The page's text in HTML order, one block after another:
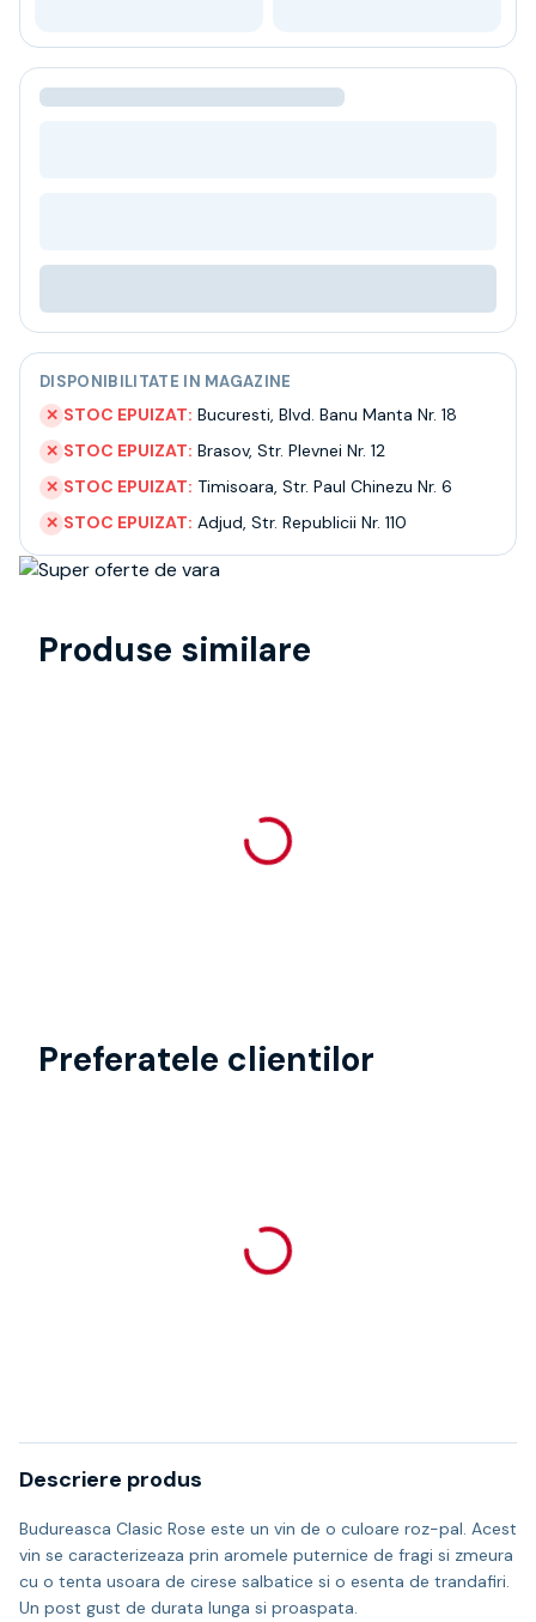
Ceai
Bacanie
BLACK FRIDAY
Contact
Livrare
Termeni si conditii
Politica de confidentialitate
Intrebari frecvente
DISPONIBILITATE IN MAGAZINE
✕ STOC EPUIZAT: Bucuresti, Blvd. Banu Manta Nr. 18
✕ STOC EPUIZAT: Brasov, Str. Plevnei Nr. 12
✕ STOC EPUIZAT: Timisoara, Str. Paul Chinezu Nr. 6
✕ STOC EPUIZAT: Adjud, Str. Republicii Nr. 110
Produse similare
Preferatele clientilor
Descriere produs
Budureasca Clasic Rose este un vin de o culoare roz-pal. Acest
vin se caracterizeaza prin aromele puternice de fragi si zmeura
cu o tenta usoara de cirese salbatice si o esenta de trandafiri.
Un post gust de durata lunga si proaspata.